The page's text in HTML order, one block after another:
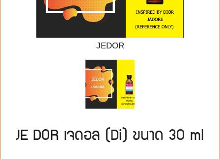
JEDOR
JE DOR เจดอล (Di) ขนาด 30 ml